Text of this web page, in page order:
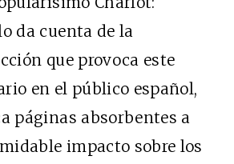
da cuenta de la
que provoca este
en el público español,
páginas absorbentes a
impacto sobre los